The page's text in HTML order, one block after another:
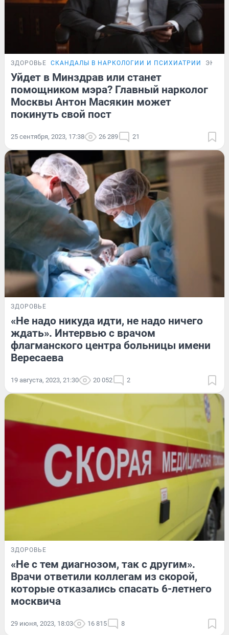
ЗДОРОВЬЕ СКАНДАЛЫ В НАРКОЛОГИИ И ПСИХИАТРИИ
Уйдет в Минздрав или станет
помощником мэра? Главный нарколог
Москвы Антон Масякин может
покинуть свой пост
25 сентября, 2023, 17:38 26 289 21
ЗДОРОВЬЕ
«Не надо никуда идти, не надо ничего
ждать». Интервью с врачом
флагманского центра больницы имени
Вересаева
19 августа, 2023, 21:30 20 052 2
ЗДОРОВЬЕ
«Не с тем диагнозом, так с другим».
Врачи ответили коллегам из скорой,
которые отказались спасать 6-летнего
москвича
29 июня, 2023, 18:03 16 815 8